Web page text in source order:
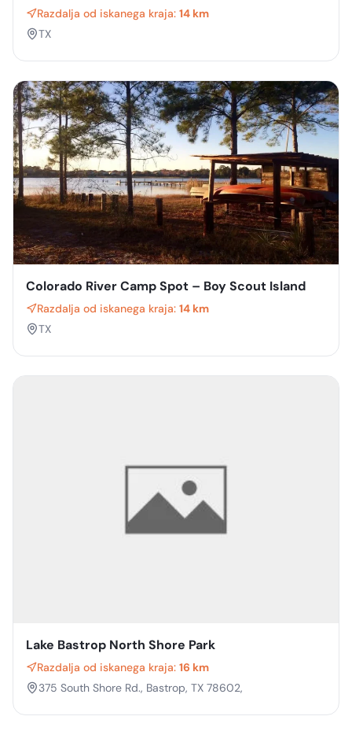
Razdalja od iskanega kraja: 14 km
TX
Colorado River Camp Spot – Boy Scout Island
Razdalja od iskanega kraja: 14 km
TX
Lake Bastrop North Shore Park
Razdalja od iskanega kraja: 16 km
375 South Shore Rd., Bastrop, TX 78602,